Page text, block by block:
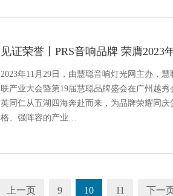
见证荣誉丨PRS音响品牌 荣膺2023
2023年11月29日，由慧聪音响灯光网主办，
联产业大会暨第19届慧聪品牌盛会在广州越
英同仁从五湖四海奔赴而来，为品牌荣耀同
格、强阵容的产业…
上一页 9 10 11 下一